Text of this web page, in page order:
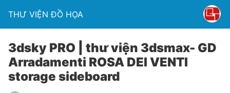
THƯ VIỆN ĐỒ HỌA
3dsky PRO | thư viện 3dsmax- GD
Arradamenti ROSA DEI VENTI
storage sideboard